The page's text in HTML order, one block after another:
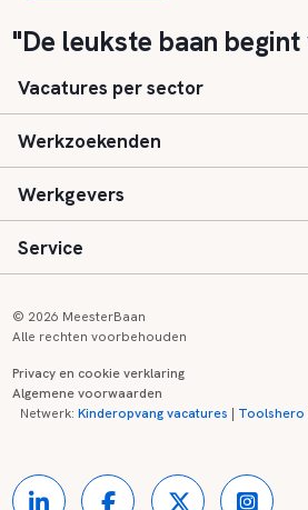
"De leukste baan
Vacatures per sector
Basisonderwijs
Speciaal (basis) onderwijs
Voortgezet onderwijs
Kinderopvang
Werkzoekenden
Aanmelden
Vacatures
Zij-instroom informatie
Werkgevers
Inloggen
Registreren
Service
Onderwijs links
© 2026 MeesterBaan
Alle rechten voorbehouden
Privacy en cookie verklaring
Algemene voorwaarden
Netwerk:Kinderopvang vacatures | Toolshero